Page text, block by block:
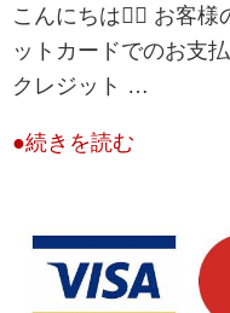
こんにちは💁‍♀️ お客
ットカードでのお支
クレジット …
●続きを読む